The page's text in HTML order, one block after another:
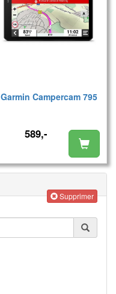
Garmin Campercam 795
589,-
Supprimer